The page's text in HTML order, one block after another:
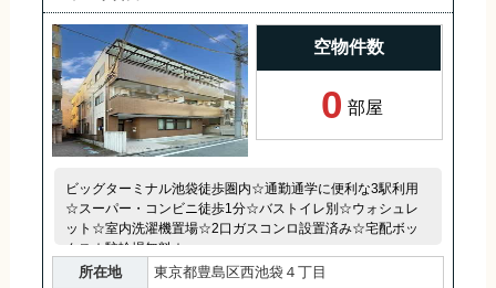
空物件数
0 部屋
ビッグターミナル池袋徒歩圏内☆通勤通学に便利な3駅利用
☆スーパー・コンビニ徒歩1分☆バストイレ別☆ウォシュレ
ット☆室内洗濯機置場☆2口ガスコンロ設置済み☆宅配ボッ
クス☆駐輪場無料☆
所在地
東京都豊島区西池袋４丁目